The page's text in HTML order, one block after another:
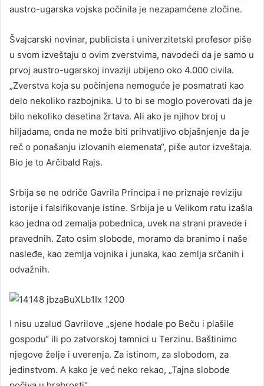
austro-ugarska vojska počinila je nezapamćene zločine.
Švajcarski novinar, publicista i univerzitetski profesor piše
u svom izveštaju o ovim zverstvima, navodeći da je samo u
prvoj austro-ugarskoj invaziji ubijeno oko 4.000 civila.
„Zverstva koja su počinjena nemoguće je posmatrati kao
delo nekoliko razbojnika. U to bi se moglo poverovati da je
bilo nekoliko desetina žrtava. Ali ako je njihov broj u
hiljadama, onda ne može biti prihvatljivo objašnjenje da je
reč o ponašanju izlovanih elemenata“, piše autor izveštaja.
Bio je to Arčibald Rajs.
Srbija se ne odriče Gavrila Principa i ne priznaje reviziju
istorije i falsifikovanje istine. Srbija je u Velikom ratu izašla
kao jedna od zemalja pobednica, uvek na strani pravede i
pravednih. Zato osim slobode, moramo da branimo i naše
nasleđe, kao zemlja vojnika i junaka, kao zemlja srčanih i
odvažnih.
I nisu uzalud Gavrilove „sjene hodale po Beču i plašile
gospodu“ ili po zatvorskoj tamnici u Terzinu. Baštinimo
njegove želje i uverenja. Za istinom, za slobodom, za
jedinstvom. A kako je već neko rekao, „Tajna slobode